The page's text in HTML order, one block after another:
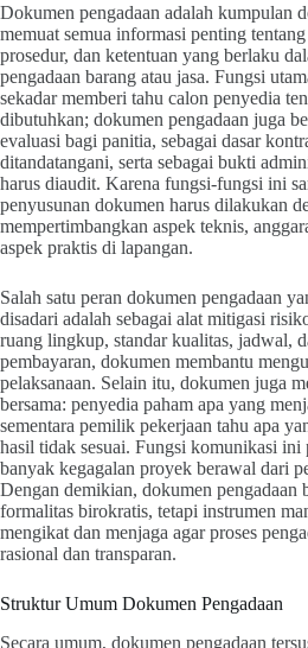
Dokumen pengadaan adalah kumpulan
memuat semua informasi penting
prosedur, dan ketentuan yang berlaku
pengadaan barang atau jasa. Fungsi
sekadar memberi tahu calon penyedia
dibutuhkan; dokumen pengadaan juga
evaluasi bagi panitia, sebagai dasar
ditandatangani, serta sebagai bukti
harus diaudit. Karena fungsi-fungsi ini
penyusunan dokumen harus dilakukan
mempertimbangkan aspek teknis,
aspek praktis di lapangan.
Salah satu peran dokumen pengadaan
disadari adalah sebagai alat mitigasi
ruang lingkup, standar kualitas, jadwal,
pembayaran, dokumen membantu
pelaksanaan. Selain itu, dokumen juga
bersama: penyedia paham apa yang
sementara pemilik pekerjaan tahu apa
hasil tidak sesuai. Fungsi komunikasi ini
banyak kegagalan proyek berawal dari
Dengan demikian, dokumen pengadaan
formalitas birokratis, tetapi instrumen
mengikat dan menjaga agar proses
rasional dan transparan.
Struktur Umum Dokumen Pengadaan
Secara umum, dokumen pengadaan